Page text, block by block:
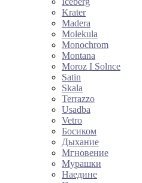
Krater
Madera
Molekula
Monochrom
Montana
Moroz I Solnce
Satin
Skala
Terrazzo
Usadba
Vetro
Босиком
Дыхание
Мгновение
Мурашки
Наедине